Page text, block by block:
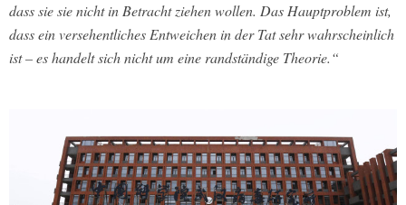
dass sie sie nicht in Betracht ziehen wollen. Das Hauptproblem ist,
dass ein versehentliches Entweichen in der Tat sehr wahrscheinlich
ist – es handelt sich nicht um eine randständige Theorie.“